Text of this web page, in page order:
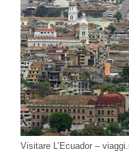
Visitare L’Ecuador –